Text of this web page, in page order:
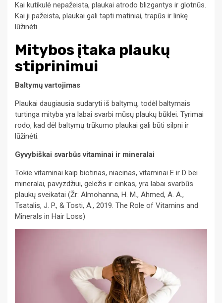
Kai kutikulė nepažeista, plaukai atrodo blizgantys ir glotnūs.
Kai ji pažeista, plaukai gali tapti matiniai, trapūs ir linkę
lūžinėti.
Mitybos įtaka plaukų
stiprinimui
Baltymų vartojimas
Plaukai daugiausia sudaryti iš baltymų, todėl baltymais
turtinga mityba yra labai svarbi mūsų plaukų būklei. Tyrimai
rodo, kad dėl baltymų trūkumo plaukai gali būti silpni ir
lūžinėti.
Gyvybiškai svarbūs vitaminai ir mineralai
Tokie vitaminai kaip biotinas, niacinas, vitaminai E ir D bei
mineralai, pavyzdžiui, geležis ir cinkas, yra labai svarbūs
plaukų sveikatai (Žr: Almohanna, H. M., Ahmed, A. A.,
Tsatalis, J. P., & Tosti, A., 2019. The Role of Vitamins and
Minerals in Hair Loss)